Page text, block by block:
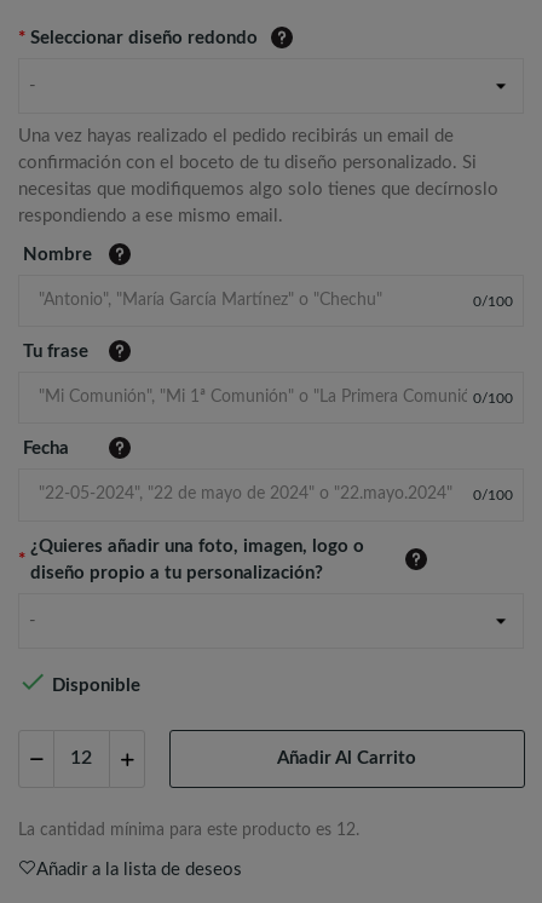
* Seleccionar diseño redondo
-
Una vez hayas realizado el pedido recibirás un email de
confirmación con el boceto de tu diseño personalizado. Si
necesitas que modifiquemos algo solo tienes que decírnoslo
respondiendo a ese mismo email.
Nombre
0/100
Tu frase
0/100
Fecha
0/100
*
¿Quieres añadir una foto, imagen, logo o
diseño propio a tu personalización?
-
 Disponible
Añadir Al Carrito
La cantidad mínima para este producto es 12.
Añadir a la lista de deseos